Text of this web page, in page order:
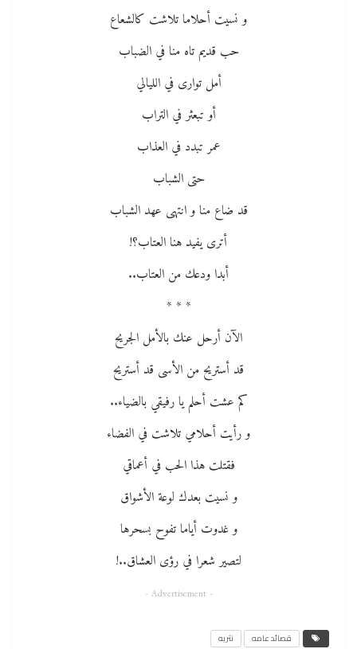
و نسيت أحلاما تلاشت كالشعاع
حب قديم تاه منا في الضباب
أمل توارى في الليالي
أو تبعثر في التراب
عمر تبدد في العذاب
حتى الشباب
قد ضاع منا و انتهى عهد الشباب
أترى يفيد هنا العتاب؟!
أبدا ودعك من العتاب..
* * *
الآن أرحل عنك بالأمل الجريح
قد أستريح من الأسى قد أستريح
كم عشت أحلم يا رفيقي بالضياء..
و رأيت أحلامي تلاشت في الفضاء
فقتلت هذا الحب في أعماقي
و نسيت بعدك لوعة الأشواق
و غدوت أياما تفوح بسحرها
لتصير شعرا في رؤى العشاق..!
- Advertisement -
قصائد عامه نثريه